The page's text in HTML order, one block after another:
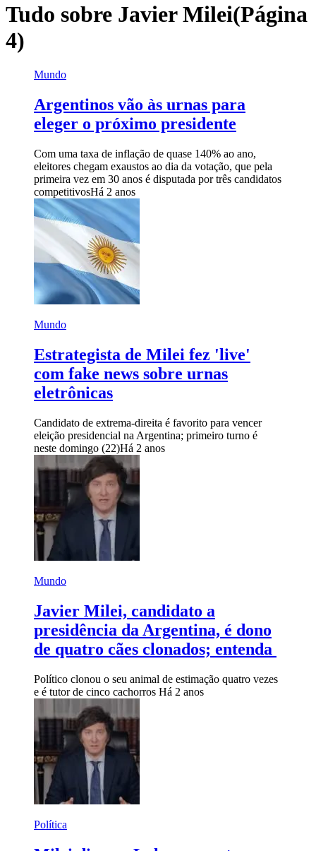
Tudo sobre Javier Milei(Página
4)
Mundo
Argentinos vão às urnas para
eleger o próximo presidente
Com uma taxa de inflação de quase 140% ao ano,
eleitores chegam exaustos ao dia da votação, que pela
primeira vez em 30 anos é disputada por três candidatos
competitivosHá 2 anos
Mundo
Estrategista de Milei fez 'live'
com fake news sobre urnas
eletrônicas
Candidato de extrema-direita é favorito para vencer
eleição presidencial na Argentina; primeiro turno é
neste domingo (22)Há 2 anos
Mundo
Javier Milei, candidato a
presidência da Argentina, é dono
de quatro cães clonados; entenda
Político clonou o seu animal de estimação quatro vezes
e é tutor de cinco cachorros Há 2 anos
Política